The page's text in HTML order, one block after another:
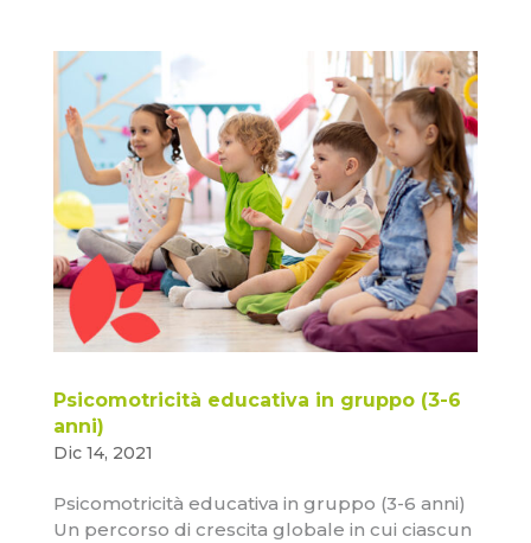
Psicomotricità educativa in gruppo (3-6
anni)
Dic 14, 2021
Psicomotricità educativa in gruppo (3-6 anni)
Un percorso di crescita globale in cui ciascun